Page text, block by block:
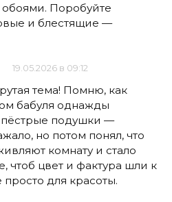
обоями. Поробуйте
и блестящие —
19.05.2026 в 09:12
тема! Помню, как
бабуля однажды
пёстрые подушки —
но потом понял, что
комнату и стало
чтоб цвет и фактура шли к
просто для красоты.